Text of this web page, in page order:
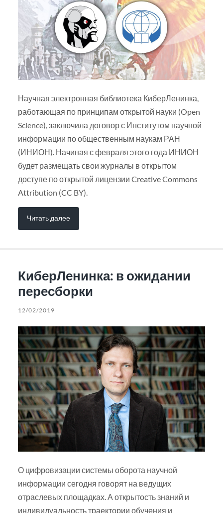
Научная электронная библиотека КиберЛенинка,
работающая по принципам открытой науки (Open
Science), заключила договор с Институтом научной
информации по общественным наукам РАН
(ИНИОН). Начиная с февраля этого года ИНИОН
будет размещать свои журналы в открытом
доступе по открытой лицензии Creative Commons
Attribution (CC BY).
Читать далее
КиберЛенинка: в ожидании
пересборки
12/02/2019
О цифровизации системы оборота научной
информации сегодня говорят на ведущих
отраслевых площадках. А открытость знаний и
индивидуальность траектории обучения и